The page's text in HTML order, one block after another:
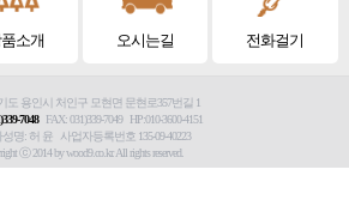
소개 오시는길 전화걸기
도 용인시 처인구 모현면 문현로357번길 1
7048FAX: 031)339-7049 HP:010-3600-4151
명: 허 윤 사업자등록번호 135-09-40223
ⓒ 2014 by wood9.co.kr. All rights reserved.